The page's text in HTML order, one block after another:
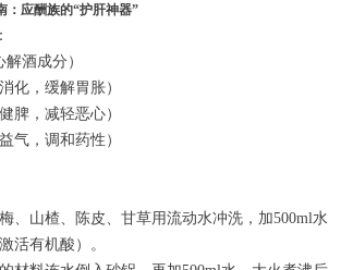
：应酬族的“护肝神器”
酒成分）
化，缓解胃胀）
脾，减轻恶心）
气，调和药性）
梅、山楂、陈皮、甘草用流动水冲洗，加500ml水
活有机酸）。